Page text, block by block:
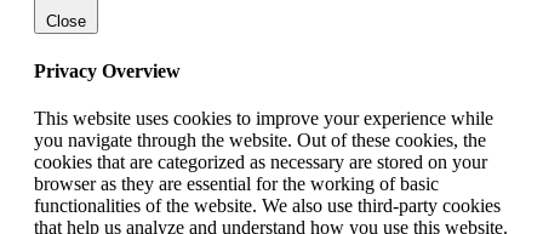
Close
Privacy Overview
This website uses cookies to improve your experience while
you navigate through the website. Out of these cookies, the
cookies that are categorized as necessary are stored on your
browser as they are essential for the working of basic
functionalities of the website. We also use third-party cookies
that help us analyze and understand how you use this website.